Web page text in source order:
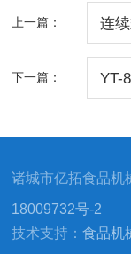
上一篇： 连
下一篇： YT-
诸城市亿拓食品
18009732号-2
技术支持：食品机